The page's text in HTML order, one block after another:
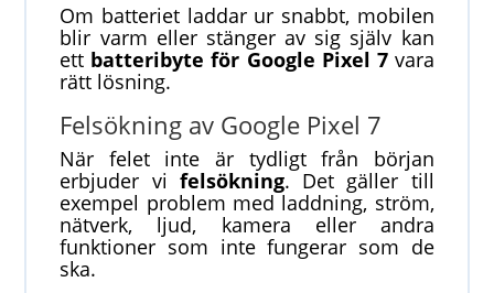
Om batteriet laddar ur snabbt, mobilen
blir varm eller stänger av sig själv kan
ett batteribyte för Google Pixel 7vara
rätt lösning.
Felsökning av Google Pixel 7
När felet inte är tydligt från början
erbjuder vi felsökning. Det gäller till
exempel problem med laddning, ström,
nätverk, ljud, kamera eller andra
funktioner som inte fungerar som de
ska.